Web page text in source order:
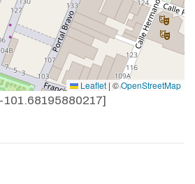
Leaflet | ©OpenStreetMap